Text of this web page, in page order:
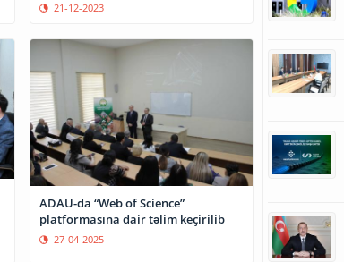
21-12-2023
ADAU-da “Web of Science”
platformasına dair təlim keçirilib
27-04-2025